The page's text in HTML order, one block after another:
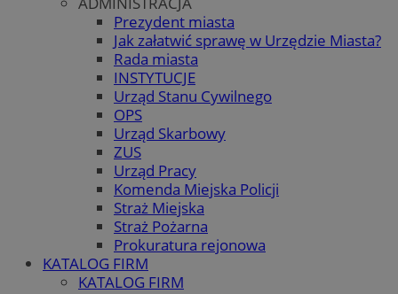
Prezydent miasta
Jak załatwić sprawę w Urzędzie Miasta?
Rada miasta
INSTYTUCJE
Urząd Stanu Cywilnego
OPS
Urząd Skarbowy
ZUS
Urząd Pracy
Komenda Miejska Policji
Straż Miejska
Straż Pożarna
Prokuratura rejonowa
KATALOG FIRM
KATALOG FIRM